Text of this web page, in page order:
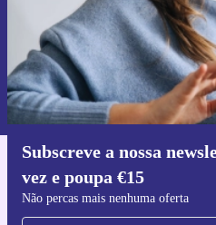
Subscreve a nossa
vez e poupa €15
Não percas mais nenhuma oferta
Pedir
Informações sobre o uso de dados
nossaPolítica de Privacidade
Faz o
Para iOS e